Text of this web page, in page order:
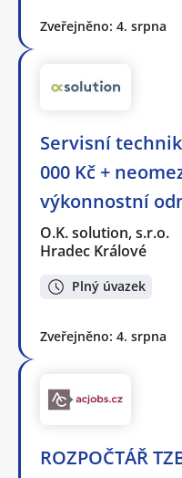
Zveřejněno: 4. srpna
Servisní
000 Kč +
výkonnostní
O.K. solution, s.r.o.
Hradec Králové
Plný úvazek
Zveřejněno: 4. srpna
ROZPOČTÁŘ